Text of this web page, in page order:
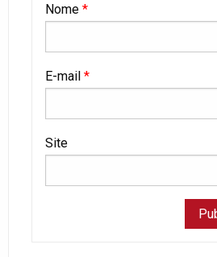
Nome *
E-mail *
Site